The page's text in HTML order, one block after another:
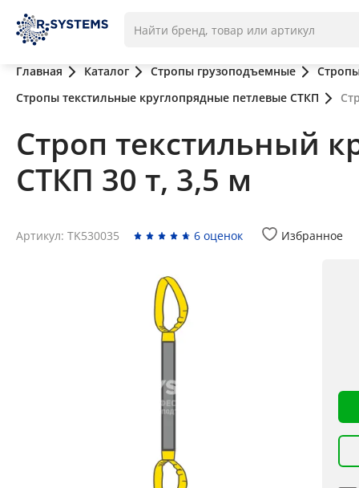
Главная Каталог Стропы грузоподъемные
Стропы текстильные круглопрядные петлевые СТКП
Строп текстильный
СТКП 30 т, 3,5 м
Артикул: TK530035 6 оценок Избранное